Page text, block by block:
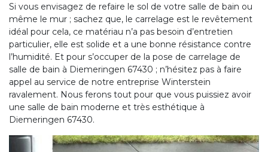
Si vous envisagez de refaire le sol de votre salle de bain ou
même le mur ; sachez que, le carrelage est le revêtement
idéal pour cela, ce matériau n’a pas besoin d’entretien
particulier, elle est solide et a une bonne résistance contre
l’humidité. Et pour s’occuper de la pose de carrelage de
salle de bain à Diemeringen 67430 ; n’hésitez pas à faire
appel au service de notre entreprise Winterstein
ravalement. Nous ferons tout pour que vous puissiez avoir
une salle de bain moderne et très esthétique à
Diemeringen 67430.